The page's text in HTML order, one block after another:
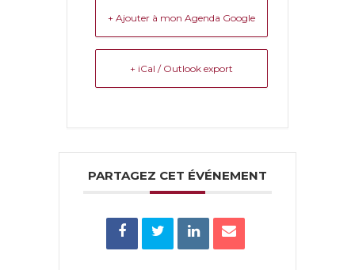
+ Ajouter à mon Agenda Google
+ iCal / Outlook export
PARTAGEZ CET ÉVÉNEMENT